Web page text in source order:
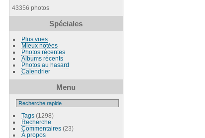
43356 photos
Spéciales
Plus vues
Mieux notées
Photos récentes
Albums récents
Photos au hasard
Calendrier
Menu
Tags(1298)
Recherche
Commentaires(23)
À propos